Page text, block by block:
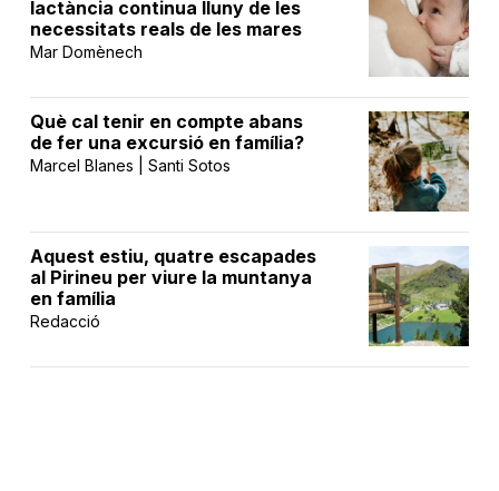
lactància continua lluny de les
necessitats reals de les mares
Mar Domènech
Què cal tenir en compte abans
de fer una excursió en família?
Marcel Blanes | Santi Sotos
Aquest estiu, quatre escapades
al Pirineu per viure la muntanya
en família
Redacció